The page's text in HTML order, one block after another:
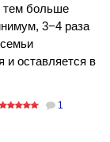
тем больше
3−4 раза
и оставляется в
1